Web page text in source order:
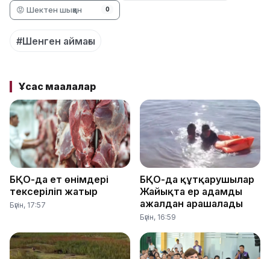
😡 Шектен шыққан 0
#Шенген аймағы
Ұқсас мақалалар
БҚО-да ет өнімдері
тексеріліп жатыр
Бүгін, 17:57
БҚО-да құтқарушылар
Жайықта ер адамды
ажалдан арашалады
Бүгін, 16:59